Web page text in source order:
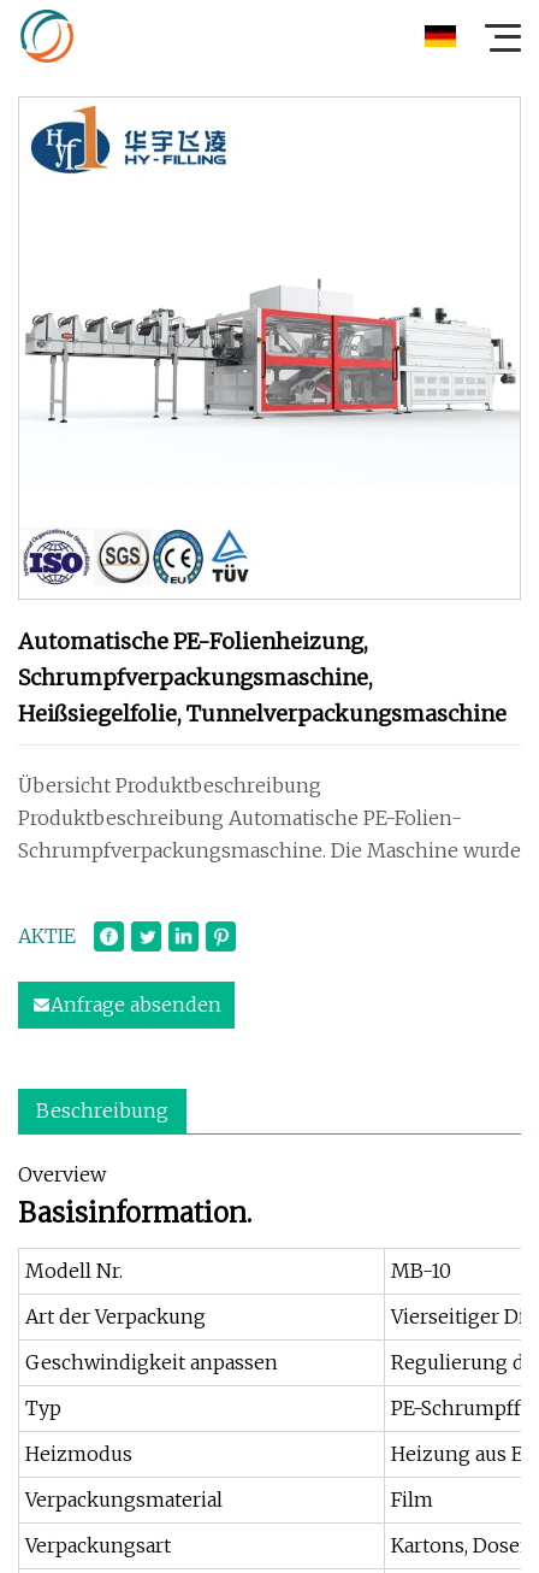
Automatische PE-Folienheizung,
Schrumpfverpackungsmaschine,
Heißsiegelfolie, Tunnelverpackungsmaschine
Übersicht Produktbeschreibung
Produktbeschreibung Automatische PE-Folien-
Schrumpfverpackungsmaschine. Die Maschine wurde
AKTIE
Anfrage absenden
Beschreibung
Overview
Basisinformation.
Modell Nr.
MB-10
Art der Verpackung
Vierseitiger
Geschwindigkeit anpassen
Regulierung
Typ
PE-
Heizmodus
Heizung aus
Verpackungsmaterial
Film
Verpackungsart
Kartons,